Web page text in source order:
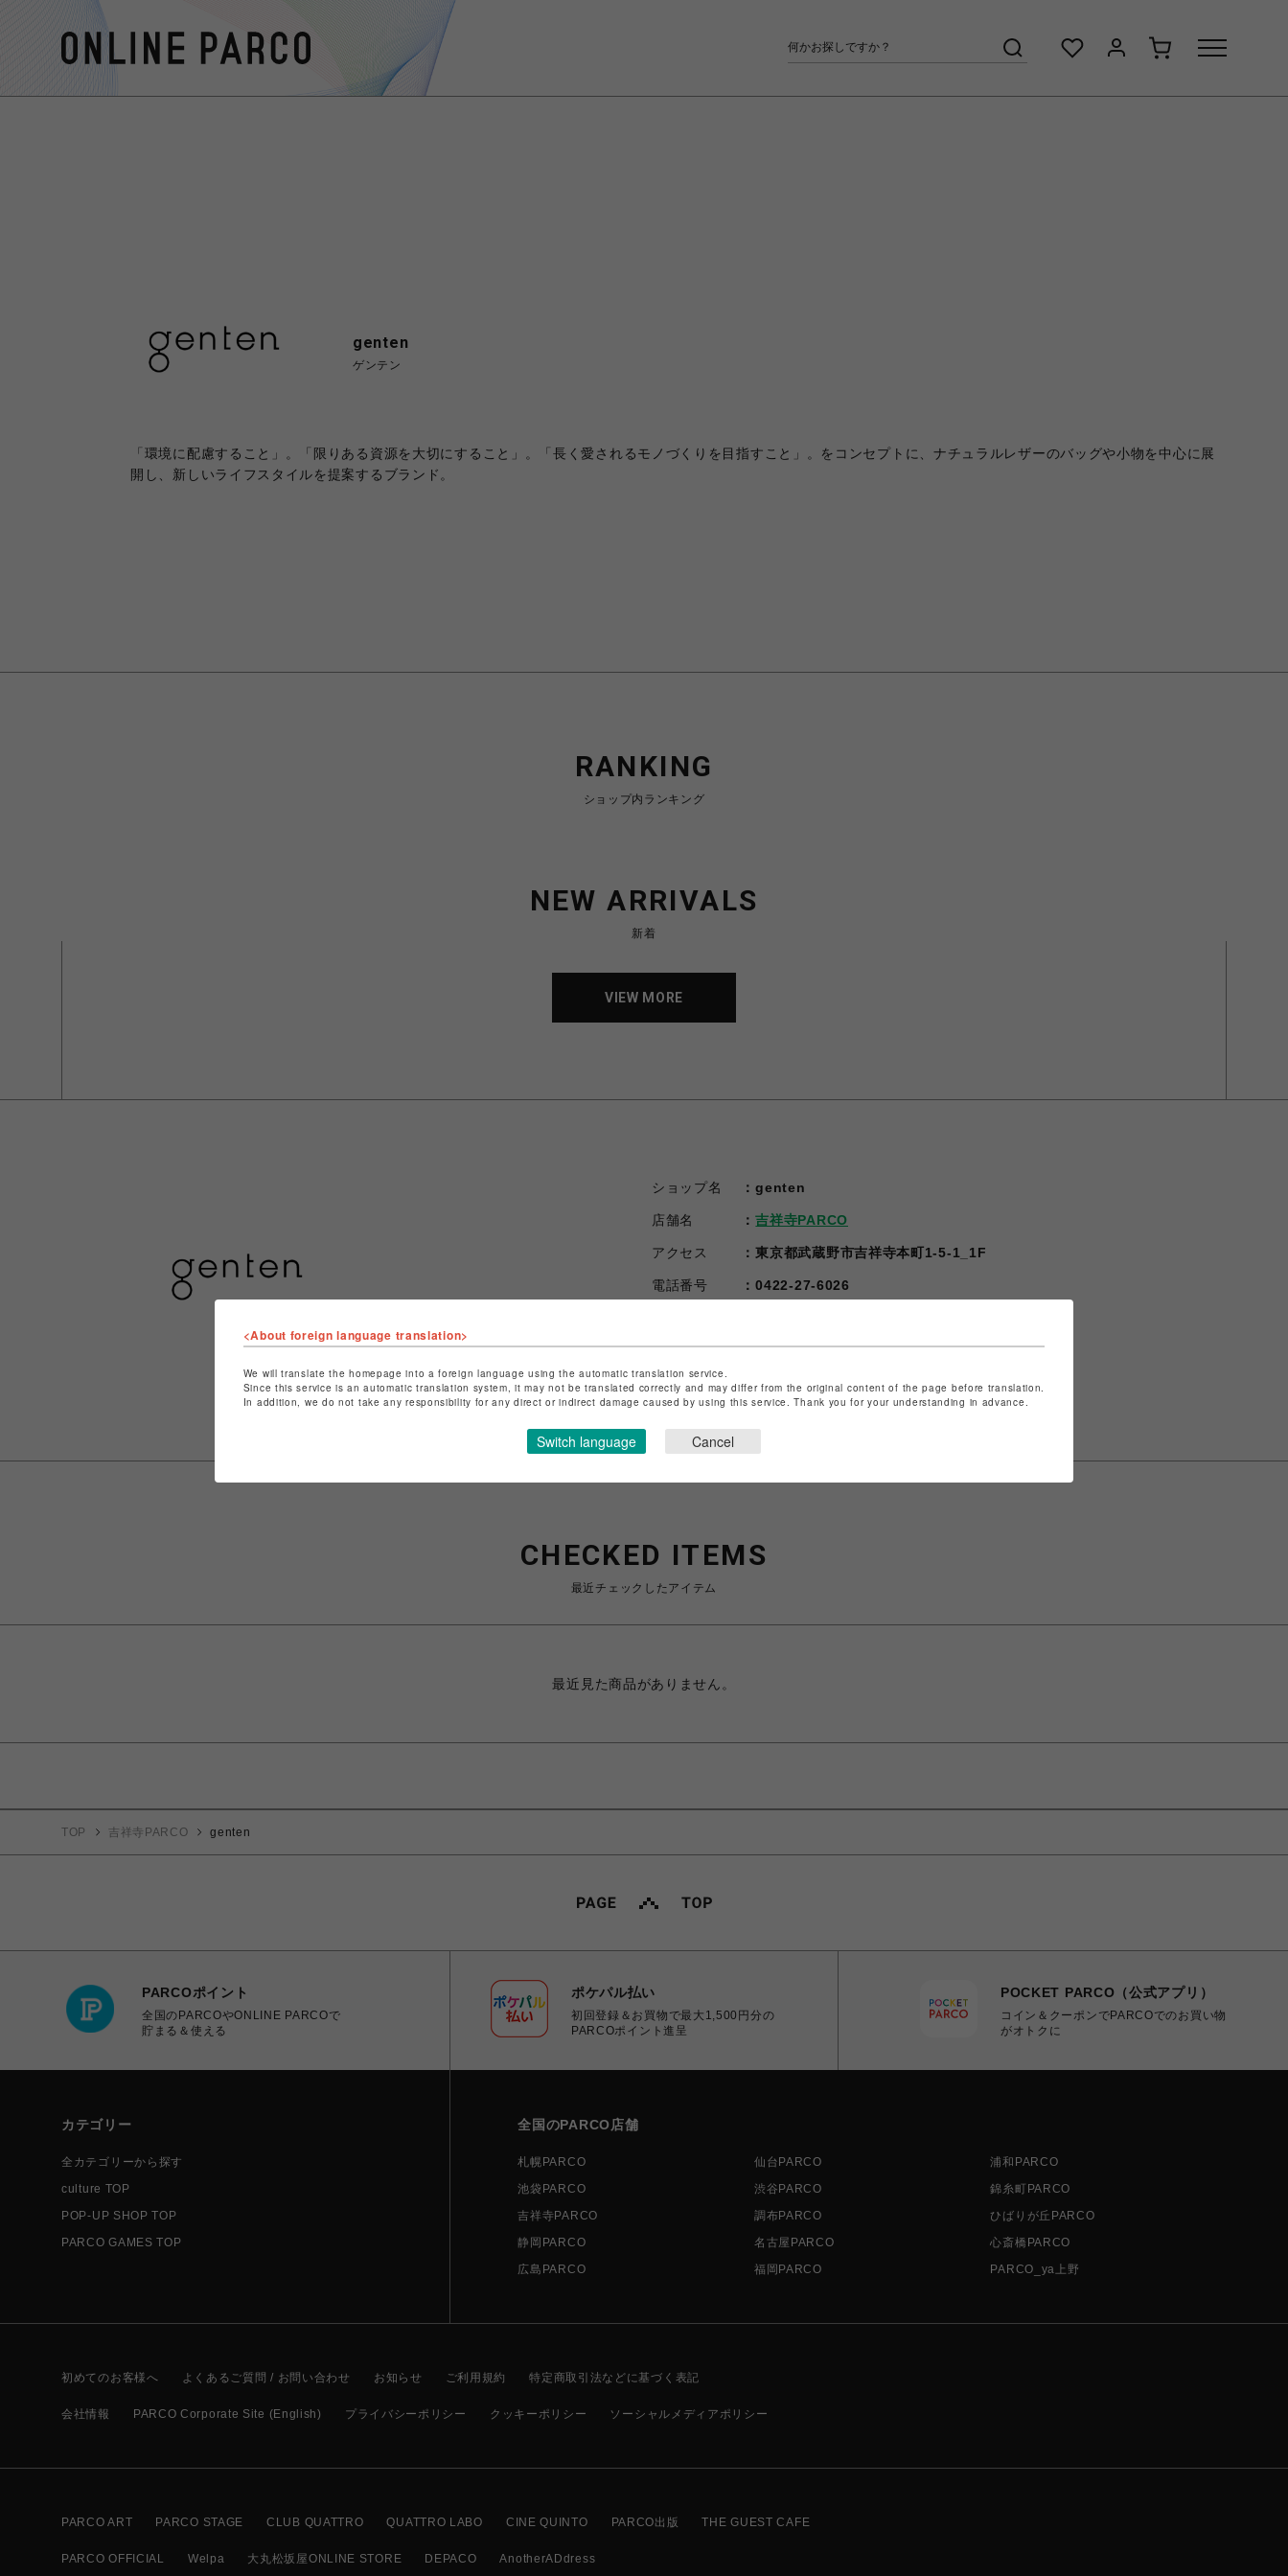
genten
ゲンテン
「環境に配慮すること」。「限りある資源を大切にすること」。「長く愛されるモノづくりを目指すこと」。をコンセプトに、ナチュラルレザーのバッグや小物を中心に展
開し、新しいライフスタイルを提案するブランド。
RANKING
ショップ内ランキング
NEW ARRIVALS
新着
VIEW MORE
VIEW MORE
ショップ名 genten
店舗名 吉祥寺PARCO
アクセス 東京都武蔵野市吉祥寺本町1-5-1_1F
電話番号 0422-27-6026
特定商取引法など法令に基づく表記は
CHECKED ITEMS
最近チェックしたアイテム
最近見た商品がありません。
TOP 吉祥寺PARCO genten
PARCOポイント
全国のPARCOやONLINE PARCOで
貯まる＆使える
ポケパル払い
初回登録＆お買物で最大1,500円分の
PARCOポイント進呈
POCKET PARCO（公式アプリ）
コイン＆クーポンでPARCOでのお買い物
がオトクに
カテゴリー
全カテゴリーから探す
culture TOP
POP-UP SHOP TOP
PARCO GAMES TOP
全国のPARCO店舗
札幌PARCO 仙台PARCO
浦和PARCO
池袋PARCO
渋谷PARCO
錦糸町PARCO
吉祥寺PARCO
調布PARCO
ひばりが丘PARCO
静岡PARCO
名古屋PARCO
心斎橋PARCO
広島PARCO
福岡PARCO PARCO_ya上野
初めてのお客様へ よくあるご質問 / お問い合わせ お知らせ ご利用規約 特定商取引法などに基づく表記
会社情報 PARCO Corporate Site (English) プライバシーポリシー クッキーポリシー ソーシャルメディアポリシー
PARCO ART PARCO STAGE CLUB QUATTRO QUATTRO LABO CINE QUINTO PARCO出版 THE GUEST CAFE
PARCO OFFICIAL Welpa 大丸松坂屋ONLINE STORE DEPACO AnotherADdress
<About foreign language translation>
We will translate the homepage into a foreign language using the automatic translation service.
Since this service is an automatic translation system, it may not be translated correctly and may differ from the original content of the page before translation.
In addition, we do not take any responsibility for any direct or indirect damage caused by using this service. Thank you for your understanding in advance.
Switch language Cancel